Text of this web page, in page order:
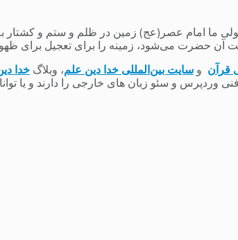
امام عصر(عج) زمین در ظلم و ستم و کشتار به
حضرت می‌شود، زمینه را برای تعجیل برای
قرآن و سایت بین‌المللی خدا دین علم، وبلاگ خدا
و سئو زبان های خارجی را دارند و یا